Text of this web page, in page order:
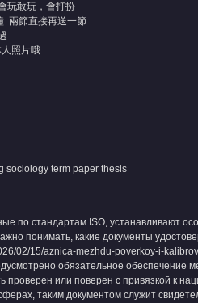
玩敢玩，會打扮
兩節直接再送一節
照片哦
term paper thesis
по стандартам ISO, устанавливают
понимать, какие документы
02/15/aznica-mezhdu-poverkoy-i-
обязательное обеспечение
проверен или поверен с привязкой к
таким документом служит